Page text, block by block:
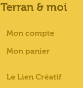
Terran & moi
Mon compte
Mon panier
Le Lien Créatif